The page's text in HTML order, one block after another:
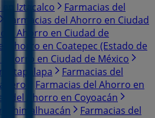
en Iztacalco
Farmacias del
Farmacias del Ahorro en Ciudad
Ahorro en Ciudad de
Ahorro en Coatepec (Estado de
Ahorro en Ciudad de México
Iztapalapa
Farmacias del
Farmacias del Ahorro en
del Ahorro en Coyoacán
Chimalhuacán
Farmacias del